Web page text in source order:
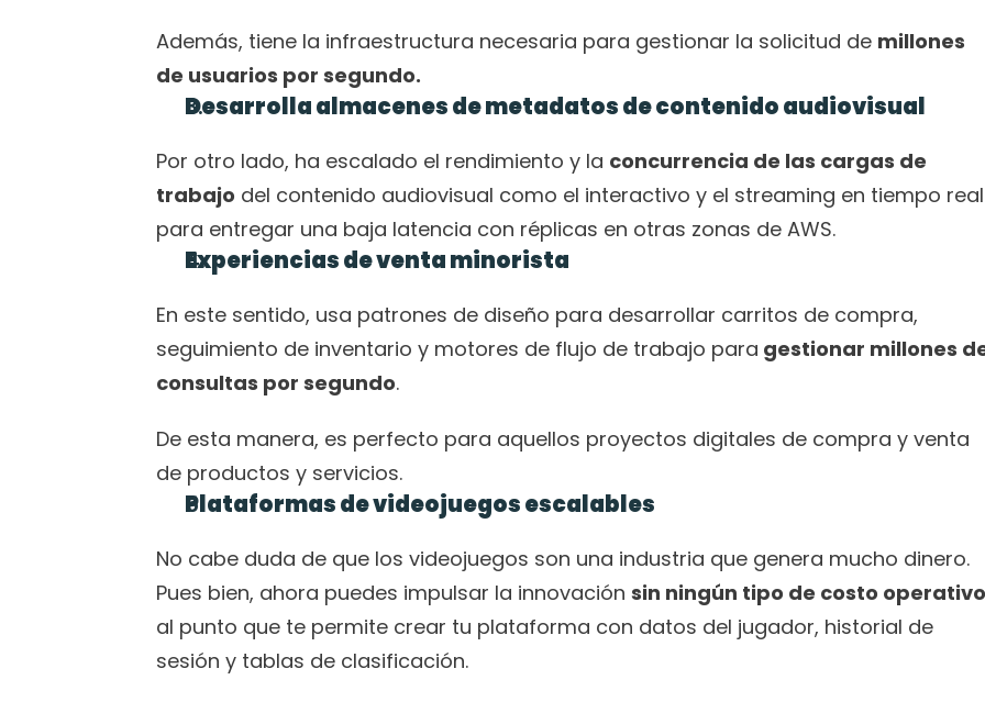
Además, tiene la infraestructura necesaria para gestionar la solicitud de millones
de usuarios por segundo.
Desarrolla almacenes de metadatos de contenido audiovisual
Por otro lado, ha escalado el rendimiento y la concurrencia de las cargas de
trabajo del contenido audiovisual como el interactivo y el streaming en tiempo real
para entregar una baja latencia con réplicas en otras zonas de AWS.
Experiencias de venta minorista
En este sentido, usa patrones de diseño para desarrollar carritos de compra,
seguimiento de inventario y motores de flujo de trabajo para gestionar millones
consultas por segundo.
De esta manera, es perfecto para aquellos proyectos digitales de compra y venta
de productos y servicios.
Plataformas de videojuegos escalables
No cabe duda de que los videojuegos son una industria que genera mucho dinero.
Pues bien, ahora puedes impulsar la innovación sin ningún tipo de costo operativo
al punto que te permite crear tu plataforma con datos del jugador, historial de
sesión y tablas de clasificación.